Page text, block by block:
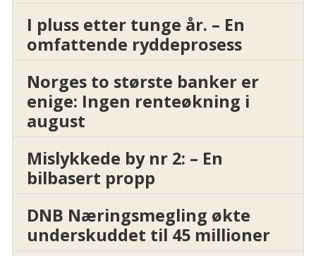
I pluss etter tunge år. – En
omfattende ryddeprosess
Norges to største banker er
enige: Ingen renteøkning i
august
Mislykkede by nr 2: – En
bilbasert propp
DNB Næringsmegling økte
underskuddet til 45 millioner